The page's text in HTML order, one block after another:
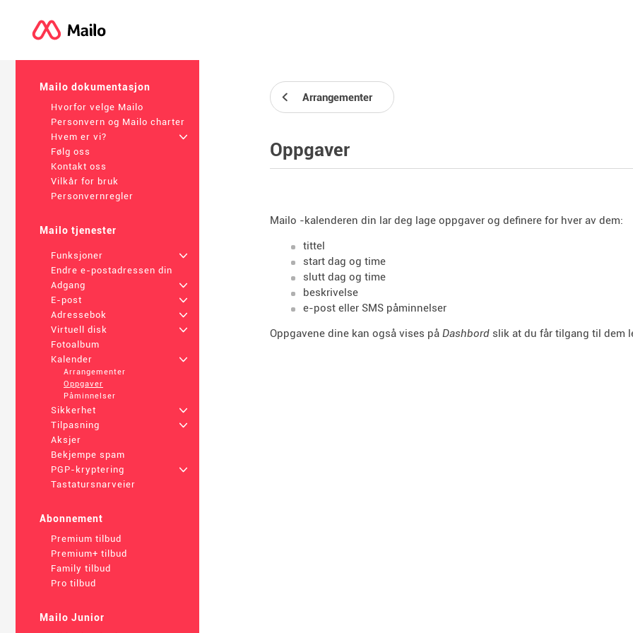
Mailo dokumentasjon
Hvorfor velge Mailo
Personvern og Mailo charter
Hvem er vi?
+
Følg oss
Kontakt oss
Vilkår for bruk
Personvernregler
Mailo tjenester
Funksjoner
+
Endre e-postadressen din
Adgang
+
E-post
+
Adressebok
+
Virtuell disk
+
Fotoalbum
Kalender
+
Arrangementer
Oppgaver
Påminnelser
Sikkerhet
+
Tilpasning
+
Aksjer
Bekjempe spam
PGP-kryptering
+
Tastatursnarveier
Abonnement
Premium tilbud
Premium+ tilbud
Family tilbud
Pro tilbud
Mailo Junior
Arrangementer
Oppgaver
Mailo -kalenderen din lar deg lage oppgaver og definere for hver av dem:
tittel
start dag og time
slutt dag og time
beskrivelse
e-post eller SMS påminnelser
Oppgavene dine kan også vises på Dashbord slik at du får tilgang til dem